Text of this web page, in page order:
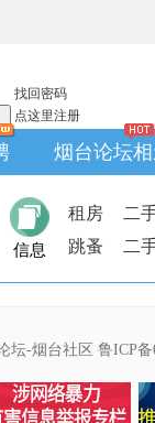
找回密码
点这里注册
烟台论坛
信息
租房
二
跳蚤
二
坛-烟台社区 鲁ICP备